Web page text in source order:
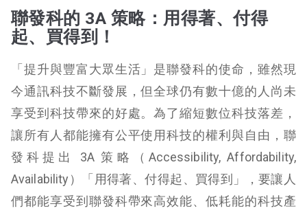
聯發科的 3A 策略：用得著、付得
起、買得到！
「提升與豐富大眾生活」是聯發科的使命，雖然現
今通訊科技不斷發展，但全球仍有數十億的人尚未
享受到科技帶來的好處。為了縮短數位科技落差，
讓所有人都能擁有公平使用科技的權利與自由，聯
發科提出 3A 策略（Accessibility, Affordability,
Availability）「用得著、付得起、買得到」，要讓人
們都能享受到聯發科帶來高效能、低耗能的科技產